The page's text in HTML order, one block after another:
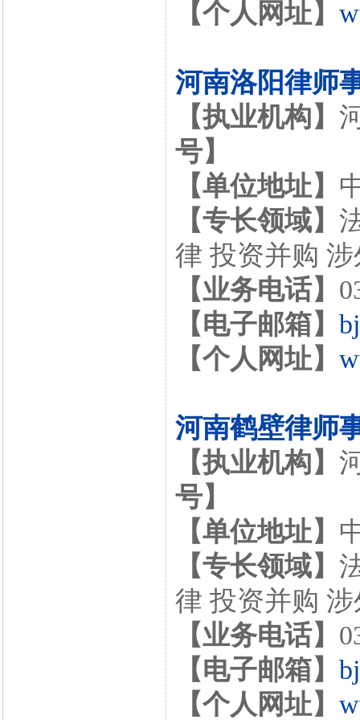
【个人网址】
河南洛阳律师
【执业机构】
号】
【单位地址】
【专长领域】
律 投资并购
【业务电话】
【电子邮箱】
【个人网址】
河南鹤壁律师
【执业机构】
号】
【单位地址】
【专长领域】
律 投资并购
【业务电话】
【电子邮箱】
【个人网址】